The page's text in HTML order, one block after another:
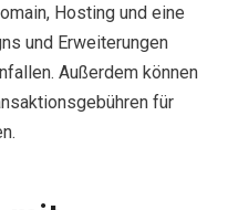
Hosting und eine
und Erweiterungen
Außerdem können
für